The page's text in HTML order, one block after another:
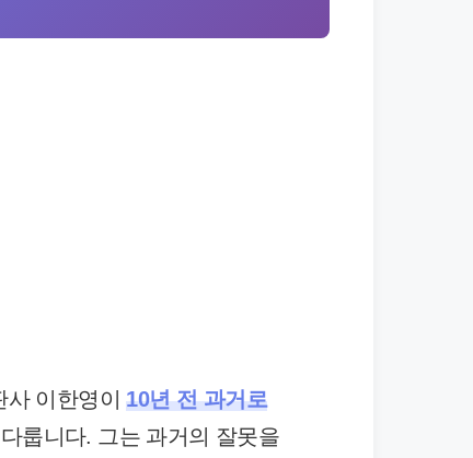
사 이한영이10년 전 과거로
룹니다. 그는 과거의 잘못을